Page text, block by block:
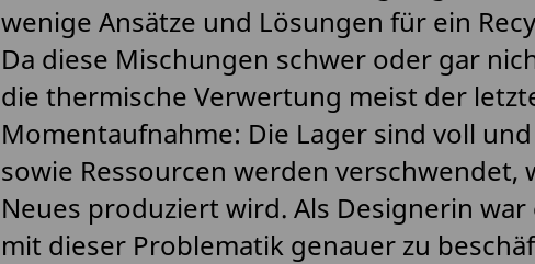
wenige Ansätze und Lösungen für ein
Da diese Mischungen schwer oder gar
die thermische Verwertung meist der
Momentaufnahme: Die Lager sind voll
sowie Ressourcen werden verschwendet,
Neues produziert wird. Als Designerin
mit dieser Problematik genauer zu